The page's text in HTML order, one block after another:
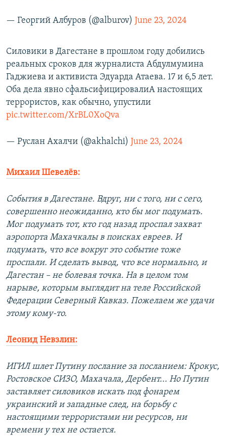
— Георгий Албуров (@alburov) June 23, 2024
Силовики в Дагестане в прошлом году добились
реальных сроков для журналиста Абдулмумина
Гаджиева и активиста Эдуарда Атаева. 17 и 6,5 лет.
Оба дела явно сфальсифицировалиА настоящих
террористов, как обычно, упустили
pic.twitter.com/XrBL0XoQva
— Руслан Ахалчи (@akhalchi) June 23, 2024
Михаил Шевелёв:
События в Дагестане. Вдруг, ни с того, ни с сего,
совершенно неожиданно, кто бы мог подумать.
Мог подумать тот, кто год назад проспал захват
аэропорта Махачкалы в поисках евреев. И
подумать, что все вокруг это событие тоже
проспали. И сделать вывод, что все нормально, и
Дагестан – не болевая точка. На в целом том
нарыве, которым выглядит на теле Российской
Федерации Северный Кавказ. Пожелаем же удачи
этому кому-то.
Леонид Невзлин:
ИГИЛ шлет Путину послание за посланием: Крокус,
Ростовское СИЗО, Махачала, Дербент... Но Путин
заставляет силовиков искать под фонарем
украинский и западные след, на борьбу с
настоящими террористами ни ресурсов, ни
времени у тех не остается.